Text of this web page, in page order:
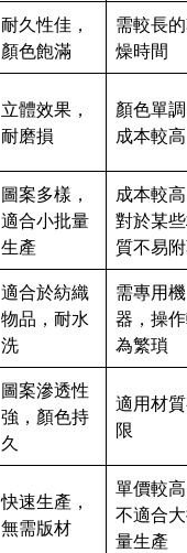
耐久性佳，
顏色飽滿
需較長
燥時間
立體效果，
耐磨損
顏色單調
成本較高
圖案多樣，
適合小批量
生產
成本較高
對於某
質不易
適合於紡織
物品，耐水
洗
需專用機
器，操
為繁瑣
圖案滲透性
強，顏色持
久
適用材
限
快速生產，
無需版材
單價較高
不適合
量生產